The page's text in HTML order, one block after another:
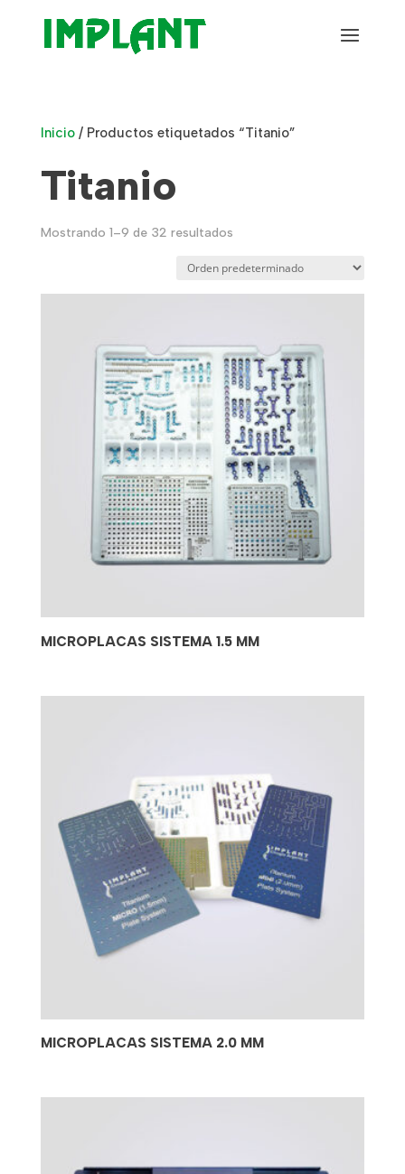
Inicio/ Productos etiquetados “Titanio”
Titanio
Mostrando 1–9 de 32 resultados
MICROPLACAS SISTEMA 1.5 MM
MICROPLACAS SISTEMA 2.0 MM